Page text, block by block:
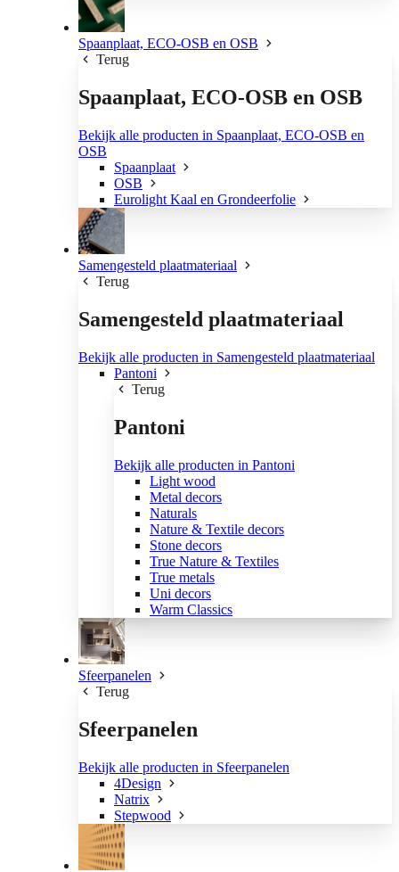
Spaanplaat, ECO-OSB en OSB
Terug
Spaanplaat, ECO-OSB en OSB
Bekijk alle producten in Spaanplaat, ECO-OSB en
OSB
Spaanplaat
OSB
Eurolight Kaal en Grondeerfolie
Samengesteld plaatmateriaal
Terug
Samengesteld plaatmateriaal
Bekijk alle producten in Samengesteld plaatmateriaal
Pantoni
Terug
Pantoni
Bekijk alle producten in Pantoni
Light wood
Metal decors
Naturals
Nature & Textile decors
Stone decors
True Nature & Textiles
True metals
Uni decors
Warm Classics
Sfeerpanelen
Terug
Sfeerpanelen
Bekijk alle producten in Sfeerpanelen
4Design
Natrix
Stepwood